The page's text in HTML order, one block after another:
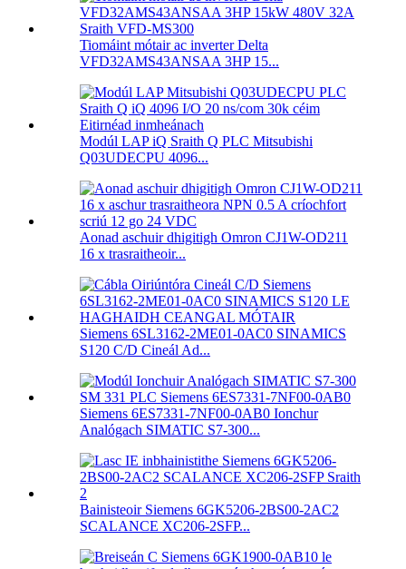
Tiomáint mótair ac inverter Delta
VFD32AMS43ANSAA 3HP 15...
Modúl LAP iQ Sraith Q PLC Mitsubishi
Q03UDECPU 4096...
Aonad aschuir dhigitigh Omron CJ1W-OD211
16 x trasraitheoir...
Siemens 6SL3162-2ME01-0AC0 SINAMICS
S120 C/D Cineál Ad...
Siemens 6ES7331-7NF00-0AB0 Ionchur
Analógach SIMATIC S7-300...
Bainisteoir Siemens 6GK5206-2BS00-2AC2
SCALANCE XC206-2SFP...